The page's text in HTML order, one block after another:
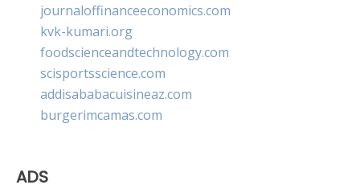
journaloffinanceeconomics.com
kvk-kumari.org
foodscienceandtechnology.com
scisportsscience.com
addisababacuisineaz.com
burgerimcamas.com
ADS